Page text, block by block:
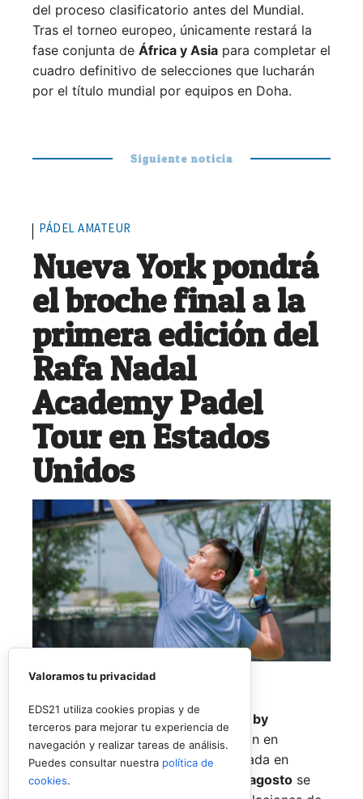
del proceso clasificatorio antes del Mundial.
Tras el torneo europeo, únicamente restará la
fase conjunta de África y Asia para completar el
cuadro definitivo de selecciones que lucharán
por el título mundial por equipos en Doha.
Siguiente noticia
PÁDEL AMATEUR
Nueva York pondrá
el broche final a la
primera edición del
Rafa Nadal
Academy Padel
Tour en Estados
Unidos
El Rafa Nadal Academy Padel Tour by
Playtomiccerrará su primera edición en
Estados Unidos con una última parada en
Nueva York
14 al 16 de agosto se
Valoramos tu privacidad
EDS21 utiliza cookies propias y de
terceros para mejorar tu experiencia de
navegación y realizar tareas de análisis.
Puedes consultar nuestra política de
cookies.